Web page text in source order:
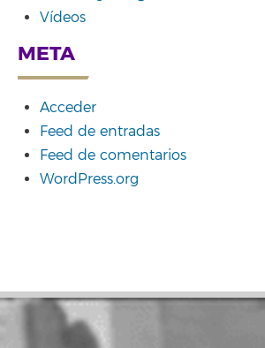
Vídeos
META
Acceder
Feed de entradas
Feed de comentarios
WordPress.org